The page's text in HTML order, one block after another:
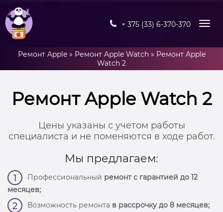
+ 375 (33) 6-370-370
Ремонт Apple» Ремонт Apple Watch» Ремонт Apple
Watch 2
Ремонт Apple Watch 2
Цены указаны с учетом работы
специалиста и не поменяются в ходе работ.
Мы предлагаем:
1 Профессиональный ремонт с гарантией до 12
месяцев;
2 Возможность ремонта в рассрочку до 8 месяцев;